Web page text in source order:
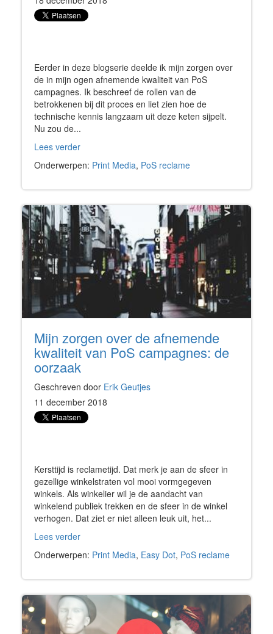
Eerder in deze blogserie deelde ik mijn zorgen over
de in mijn ogen afnemende kwaliteit van PoS
campagnes. Ik beschreef de rollen van de
betrokkenen bij dit proces en liet zien hoe de
technische kennis langzaam uit deze keten sijpelt.
Nu zou de...
Lees verder
Onderwerpen: Print Media, PoS reclame
Mijn zorgen over de afnemende
kwaliteit van PoS campagnes: de
oorzaak
Geschreven door Erik Geutjes
11 december 2018
Kersttijd is reclametijd. Dat merk je aan de sfeer in
gezellige winkelstraten vol mooi vormgegeven
winkels. Als winkelier wil je de aandacht van
winkelend publiek trekken en de sfeer in de winkel
verhogen. Dat ziet er niet alleen leuk uit, het...
Lees verder
Onderwerpen: Print Media, Easy Dot, PoS reclame